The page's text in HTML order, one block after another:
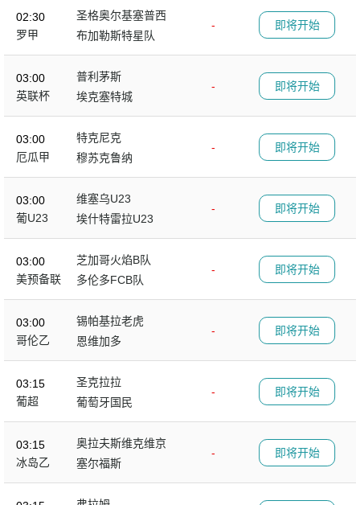
02:30
罗甲
圣格奥尔基塞普西
-
布加勒斯特星队
即将开始
03:00
英联杯
普利茅斯
-
埃克塞特城
即将开始
03:00
厄瓜甲
特克尼克
-
穆苏克鲁纳
即将开始
03:00
葡U23
维塞乌U23
-
埃什特雷拉U23
即将开始
03:00
美预备联
芝加哥火焰B队
-
多伦多FCB队
即将开始
03:00
哥伦乙
锡帕基拉老虎
-
恩维加多
即将开始
03:15
葡超
圣克拉拉
-
葡萄牙国民
即将开始
03:15
冰岛乙
奥拉夫斯维克维京
-
塞尔福斯
即将开始